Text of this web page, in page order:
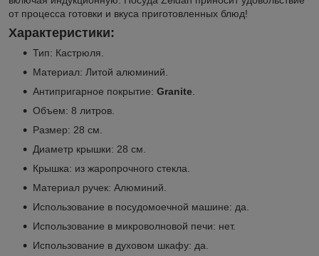
от процесса готовки и вкуса приготовленных блюд!
Характеристики:
Тип: Кастрюля.
Материал: Литой алюминий.
Антипригарное покрытие: Granite
Объем: 8 литров.
Размер: 28 см.
Диаметр крышки: 28 см.
Крышка: из жаропрочного стекла.
Материал ручек: Алюминий.
Использование в посудомоечной машине: да.
Использование в микроволновой печи: нет.
Использование в духовом шкафу: да.